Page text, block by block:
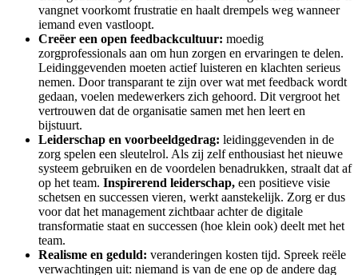
vangnet voorkomt frustratie en haalt drempels weg wanneer
iemand even vastloopt.
Creëer een open feedbackcultuur: moedig
zorgprofessionals aan om hun zorgen en ervaringen te delen.
Leidinggevenden moeten actief luisteren en klachten serieus
nemen. Door transparant te zijn over wat met feedback wordt
gedaan, voelen medewerkers zich gehoord. Dit vergroot het
vertrouwen dat de organisatie samen met hen leert en
bijstuurt.
Leiderschap en voorbeeldgedrag: leidinggevenden in de
zorg spelen een sleutelrol. Als zij zelf enthousiast het nieuwe
systeem gebruiken en de voordelen benadrukken, straalt dat af
op het team. Inspirerend leiderschap, een positieve visie
schetsen en successen vieren, werkt aanstekelijk. Zorg er dus
voor dat het management zichtbaar achter de digitale
transformatie staat en successen (hoe klein ook) deelt met het
team.
Realisme en geduld: veranderingen kosten tijd. Spreek reële
verwachtingen uit: niemand is van de ene op de andere dag